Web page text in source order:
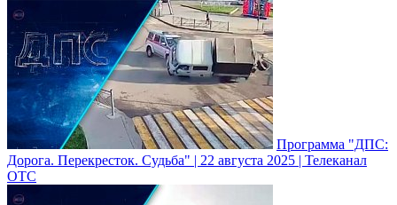
Программа "ДПС:
Дорога. Перекресток. Судьба" | 22 августа 2025 | Телеканал
ОТС